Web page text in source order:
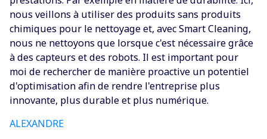
nous veillons à utiliser des produits sans produits
chimiques pour le nettoyage et, avec Smart Cleaning,
nous ne nettoyons que lorsque c'est nécessaire grâce
à des capteurs et des robots. Il est important pour
moi de rechercher de manière proactive un potentiel
d'optimisation afin de rendre l'entreprise plus
innovante, plus durable et plus numérique.
ALEXANDRE